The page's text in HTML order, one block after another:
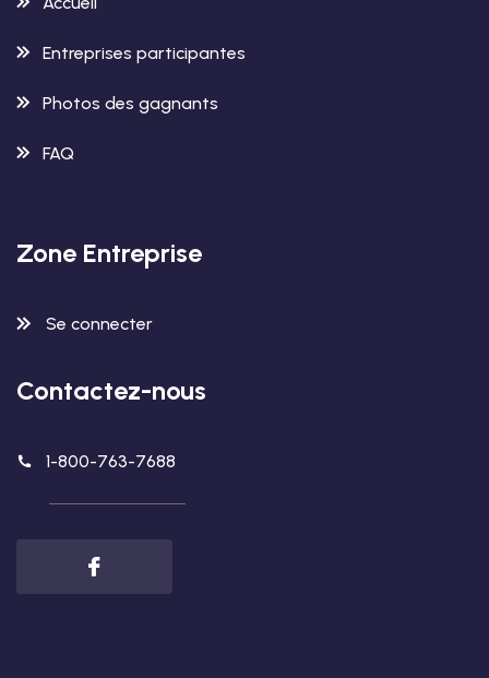
Entreprises participantes
Photos des gagnants
FAQ
Zone Entreprise
Se connecter
Contactez-nous
1-800-763-7688